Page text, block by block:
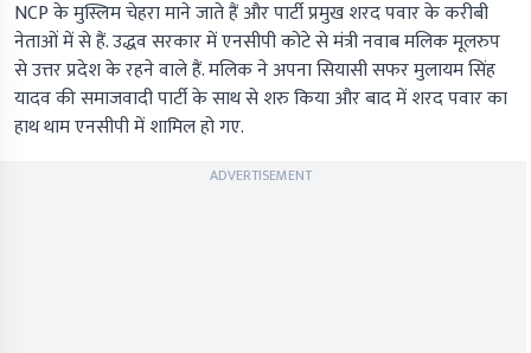
NCP के मुस्लिम चेहरा माने जाते हैं और पार्टी प्रमुख शरद पवार के करीबी
नेताओं में से हैं. उद्धव सरकार में एनसीपी कोटे से मंत्री नवाब मलिक मूलरुप
से उत्तर प्रदेश के रहने वाले हैं. मलिक ने अपना सियासी सफर मुलायम सिंह
यादव की समाजवादी पार्टी के साथ से शरु किया और बाद में शरद पवार का
हाथ थाम एनसीपी में शामिल हो गए.
ADVERTISEMENT